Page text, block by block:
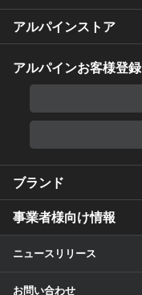
アルパインストア
アルパインお客様登録
ブランド
事業者様向け情報
ニュースリリース
お問い合わせ